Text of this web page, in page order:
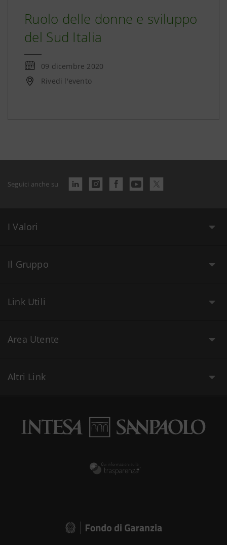
Ruolo delle donne e sviluppo
del Sud Italia
09 dicembre 2020
Rivedi l'evento
Seguici anche su
I Valori
Il Gruppo
Link Utili
Area Utente
Altri Link